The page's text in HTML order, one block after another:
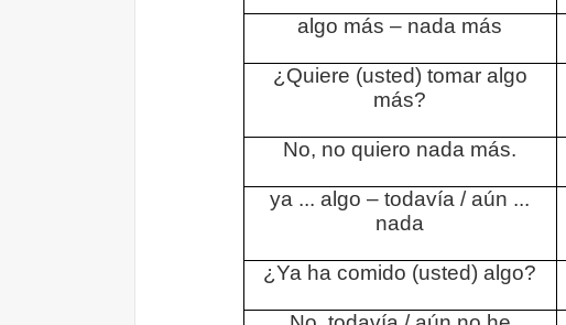
algo más – nada más
¿Quiere (usted) tomar algo
más?
No, no quiero nada más.
ya ... algo – todavía / aún ...
nada
¿Ya ha comido (usted) algo?